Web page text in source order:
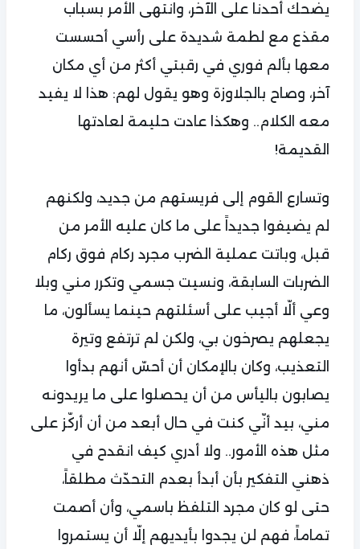
يضحك أحدنا على الآخر، وانتهى الأمر بسباب
مقذع مع لطمة شديدة على رأسي أحسست
معها بألم فوري في رقبتي أكثر من أي مكان
آخر، وصاح بالجلاوزة وهو يقول لهم: هذا لا يفيد
معه الكلام.. وهكذا عادت حليمة لعادتها
القديمة!
وتسارع القوم إلى فريستهم من جديد، ولكنهم
لم يضيفوا جديداً على ما كان عليه الأمر من
قبل، وباتت عملية الضرب مجرد ركام فوق ركام
الضربات السابقة، ونسيت جسمي وتكرر مني وبلا
وعي ألّا أجيب على أسئلتهم حينما يسألون، ما
يجعلهم يصرخون بي، ولكن لم ترتفع وتيرة
التعذيب، وكان بالإمكان أن أحسّ أنهم بدأوا
يصابون باليأس من أن يحصلوا على ما يريدونه
مني، بيد أنّي كنت في حال أبعد من أن أركّز على
مثل هذه الأمور.. ولا أدري كيف انقدح في
ذهني التفكير بأن أبدأ بعدم التحدّث مطلقاً،
حتى لو كان مجرد التلفظ باسمي، وأن أصمت
تماماً، فهم لن يجدوا بأيديهم إلّا أن يستمروا